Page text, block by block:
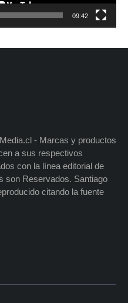
09:42
- Marcas y productos
a sus respectivos
con la línea editorial de
son Reservados. Santiago
citando la fuente